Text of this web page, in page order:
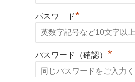
パスワード*
パスワード（確認） *